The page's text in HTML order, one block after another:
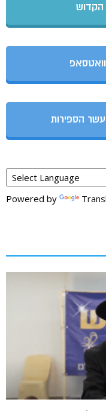
הקדוש
עשר הספירות
Powered by